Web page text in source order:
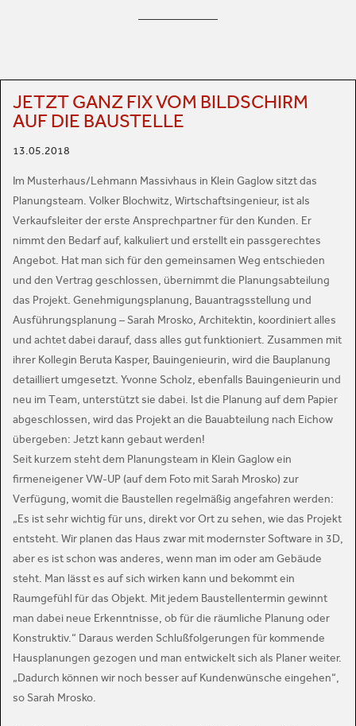
JETZT GANZ FIX VOM BILDSCHIRM
AUF DIE BAUSTELLE
13.05.2018
Im Musterhaus/Lehmann Massivhaus in Klein Gaglow sitzt das
Planungsteam. Volker Blochwitz, Wirtschaftsingenieur, ist als
Verkaufsleiter der erste Ansprechpartner für den Kunden. Er
nimmt den Bedarf auf, kalkuliert und erstellt ein passgerechtes
Angebot. Hat man sich für den gemeinsamen Weg entschieden
und den Vertrag geschlossen, übernimmt die Planungsabteilung
das Projekt. Genehmigungsplanung, Bauantragsstellung und
Ausführungsplanung – Sarah Mrosko, Architektin, koordiniert alles
und achtet dabei darauf, dass alles gut funktioniert. Zusammen mit
ihrer Kollegin Beruta Kasper, Bauingenieurin, wird die Bauplanung
detailliert umgesetzt. Yvonne Scholz, ebenfalls Bauingenieurin und
neu im Team, unterstützt sie dabei. Ist die Planung auf dem Papier
abgeschlossen, wird das Projekt an die Bauabteilung nach Eichow
übergeben: Jetzt kann gebaut werden!
Seit kurzem steht dem Planungsteam in Klein Gaglow ein
firmeneigener VW-UP (auf dem Foto mit Sarah Mrosko) zur
Verfügung, womit die Baustellen regelmäßig angefahren werden:
„Es ist sehr wichtig für uns, direkt vor Ort zu sehen, wie das Projekt
entsteht. Wir planen das Haus zwar mit modernster Software in 3D,
aber es ist schon was anderes, wenn man im oder am Gebäude
steht. Man lässt es auf sich wirken kann und bekommt ein
Raumgefühl für das Objekt. Mit jedem Baustellentermin gewinnt
man dabei neue Erkenntnisse, ob für die räumliche Planung oder
Konstruktiv.“ Daraus werden Schlußfolgerungen für kommende
Hausplanungen gezogen und man entwickelt sich als Planer weiter.
„Dadurch können wir noch besser auf Kundenwünsche eingehen“,
so Sarah Mrosko.